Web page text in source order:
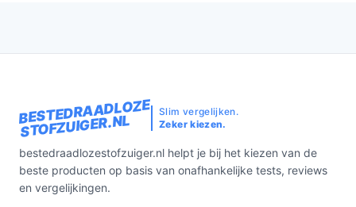
BESTEDRAADLOZE
STOFZUIGER.NL
Slim vergelijken.
Zeker kiezen.
bestedraadlozestofzuiger.nl helpt je bij het kiezen van de
beste producten op basis van onafhankelijke tests, reviews
en vergelijkingen.